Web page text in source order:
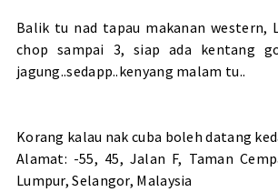
Balik tu nad tapau makanan western,
chop sampai 3, siap ada kentang
jagung..sedapp..kenyang malam tu..
Korang kalau nak cuba boleh datang
Alamat: -55, 45, Jalan F, Taman
Lumpur, Selangor, Malaysia